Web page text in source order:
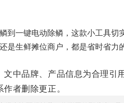
到一键电动除鳞，这款小工具
是生鲜摊位商户，都是省时省力
文中品牌、产品信息为合理
者删除更正。